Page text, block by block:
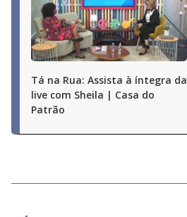
Tá na Rua: Assista à íntegra da
live com Sheila | Casa do
Patrão